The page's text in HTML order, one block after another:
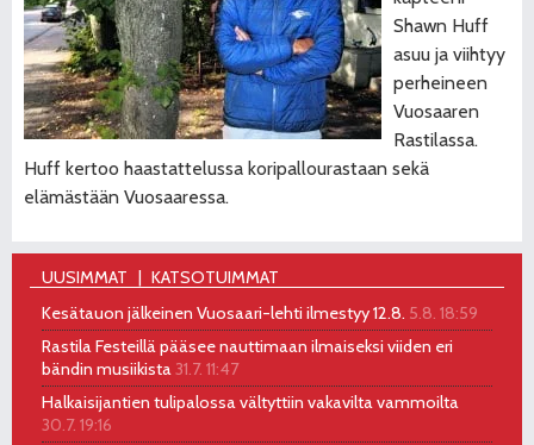
Shawn Huff
asuu ja viihtyy
perheineen
Vuosaaren
Rastilassa.
Huff kertoo haastattelussa koripallourastaan sekä
elämästään Vuosaaressa.
UUSIMMAT
KATSOTUIMMAT
Kesätauon jälkeinen Vuosaari-lehti ilmestyy 12.8. 5.8. 18:59
Rastila Festeillä pääsee nauttimaan ilmaiseksi viiden eri
bändin musiikista31.7. 11:47
Halkaisijantien tulipalossa vältyttiin vakavilta vammoilta
30.7. 19:16